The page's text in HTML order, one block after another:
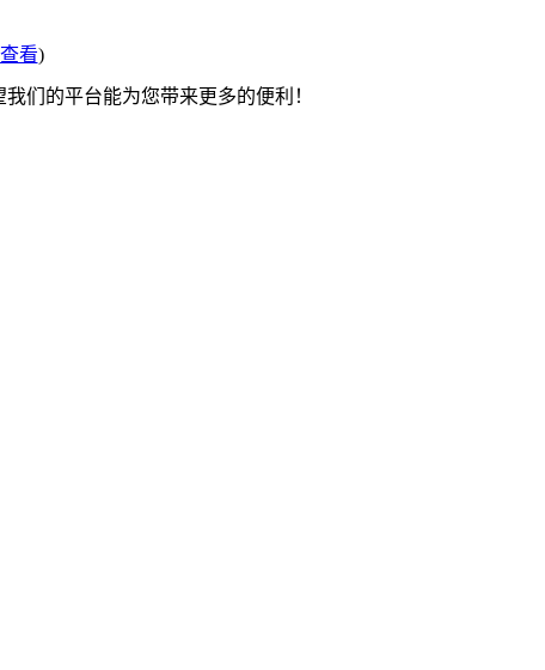
看)
们的平台能为您带来更多的便利！